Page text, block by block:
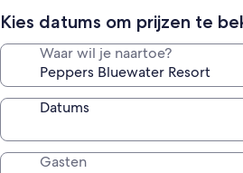
Kies datums om prijzen te
Waar wil je naartoe?
Datums
Gasten